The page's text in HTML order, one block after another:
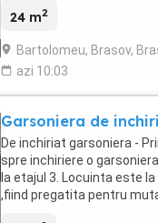
24 m2
Bartolomeu, Brasov,
azi 10:03
Garsoniera de
De inchiriat garsoniera -
spre inchiriere o
la etajul 3. Locuinta este
,fiind pregatita pentru